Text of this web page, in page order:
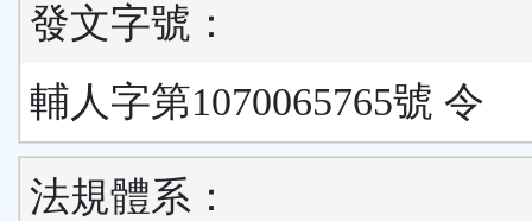
發文字號：
輔人字第1070065765號 令
法規體系：